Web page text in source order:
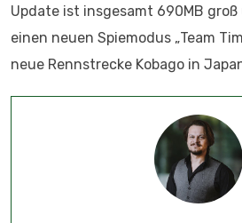
Update ist insgesamt 690MB
einen neuen Spiemodus „Team
neue Rennstrecke Kobago in